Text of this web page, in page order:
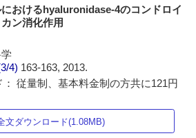
おけるhyaluronidase-4のコンドロイ
ン消化作用
4) 163-163, 2013.
従量制、基本料金制の方共に121円
文ダウンロード(1.08MB)